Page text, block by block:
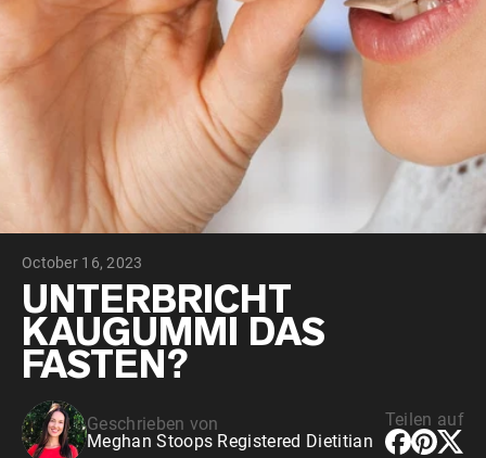
October 16, 2023
UNTERBRICHT
KAUGUMMI DAS
FASTEN?
Geschrieben von
Meghan Stoops Registered Dietitian
Teilen auf